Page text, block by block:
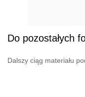
Do pozostałych
Dalszy ciąg materiału